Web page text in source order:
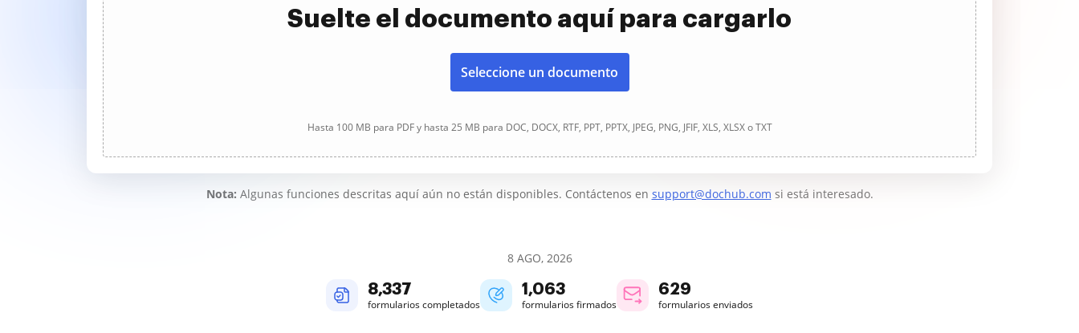
Suelte el documento aquí para cargarlo
Seleccione un documento
Hasta 100 MB para PDF y hasta 25 MB para DOC, DOCX, RTF, PPT, PPTX, JPEG, PNG, JFIF, XLS, XLSX o TXT
Nota: Algunas funciones descritas aquí aún no están disponibles. Contáctenos en support@dochub.com si está interesado.
8 AGO, 2026
8,338
formularios completados
1,063
formularios firmados
629
formularios enviados